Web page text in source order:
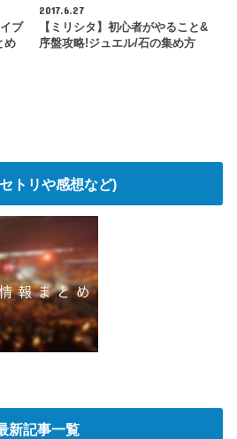
ブ
め
2017.6.27
【ミリシタ】初心者がやること&
序盤攻略!ジュエル/石の集め方
トリや感想など)
新記事一覧